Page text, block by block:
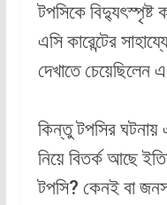
টপসিকে বিদ্যুৎস্পৃষ্ট
এসি কারেন্টের
দেখাতে চেয়েছিলেন
কিন্তু টপসির ঘটনায়
নিয়ে বিতর্ক আছে
টপসি? কেনই বা